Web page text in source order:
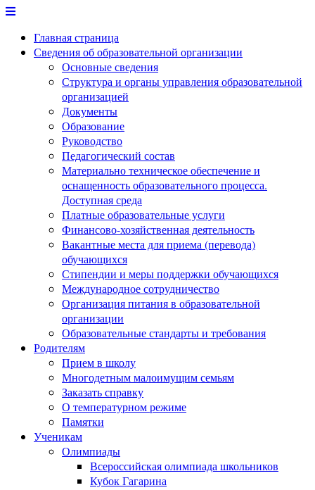
Перейти
содержимому
Главная страница
Сведения об образовательной организации
Основные сведения
Структура и органы управления образовательной
организацией
Документы
Образование
Руководство
Педагогический состав
Материально техническое обеспечение и
оснащенность образовательного процесса.
Доступная среда
Платные образовательные услуги
Финансово-хозяйственная деятельность
Вакантные места для приема (перевода)
обучающихся
Стипендии и меры поддержки обучающихся
Международное сотрудничество
Организация питания в образовательной
организации
Образовательные стандарты и требования
Родителям
Прием в школу
Многодетным малоимущим семьям
Заказать справку
О температурном режиме
Памятки
Ученикам
Олимпиады
Всероссийская олимпиада школьников
Кубок Гагарина